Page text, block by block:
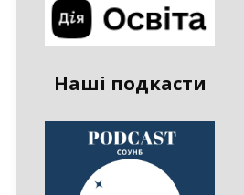
Наші подкасти